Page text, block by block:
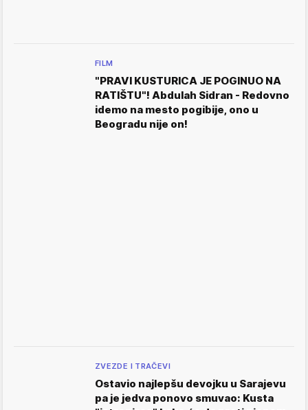
FILM
"PRAVI KUSTURICA JE POGINUO NA
RATIŠTU"! Abdulah Sidran - Redovno
idemo na mesto pogibije, ono u
Beogradu nije on!
ZVEZDE I TRAČEVI
Ostavio najlepšu devojku u Sarajevu
pa je jedva ponovo smuvao: Kusta